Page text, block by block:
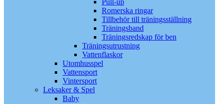
Pull-up
Romerska ringar
Tillbehör till träningsställning
Träningsband
Träningsredskap för ben
Träningsutrustning
Vattenflaskor
Utomhusspel
Vattensport
Vintersport
Leksaker & Spel
Baby